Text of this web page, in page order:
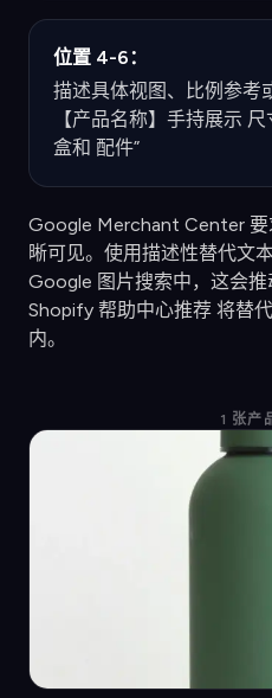
位置 4-6：
描述具体视图、比例参考
【产品名称】手持展示
盒和 配件”
Google Merchant Center
晰可见。使用描述性替代文
Google 图片搜索中，这会推
Shopify 帮助中心推荐 将替
内。
1 张产